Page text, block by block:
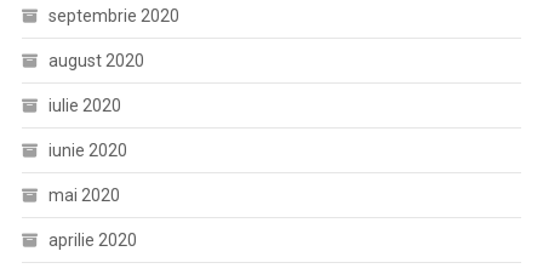
septembrie 2020
august 2020
iulie 2020
iunie 2020
mai 2020
aprilie 2020